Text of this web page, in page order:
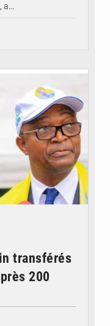
a…
transférés
200